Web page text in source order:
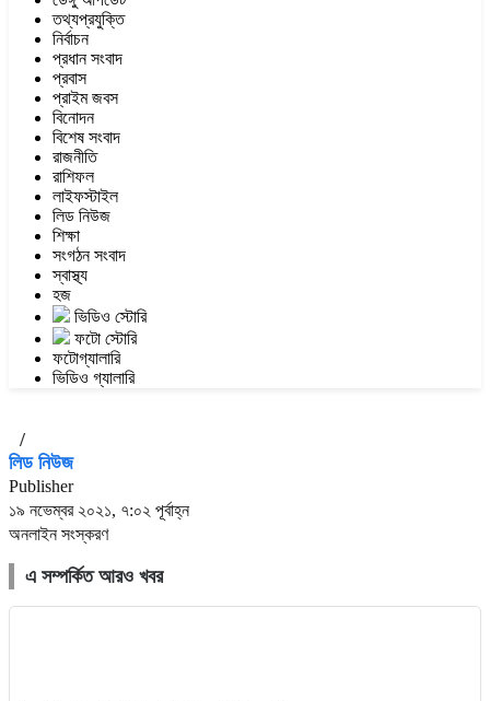
তথ্যপ্রযুক্তি
নির্বাচন
প্রধান সংবাদ
প্রবাস
প্রাইম জবস
বিনোদন
বিশেষ সংবাদ
রাজনীতি
রাশিফল
লাইফস্টাইল
লিড নিউজ
শিক্ষা
সংগঠন সংবাদ
স্বাস্থ্য
হজ
ভিডিও স্টোরি
ফটো স্টোরি
ফটোগ্যালারি
ভিডিও গ্যালারি
/
লিড নিউজ
Publisher
১৯ নভেম্বর ২০২১, ৭:০২ পূর্বাহ্ন
অনলাইন সংস্করণ
এ সম্পর্কিত আরও খবর